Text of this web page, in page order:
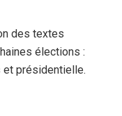
des textes
élections :
et présidentielle.